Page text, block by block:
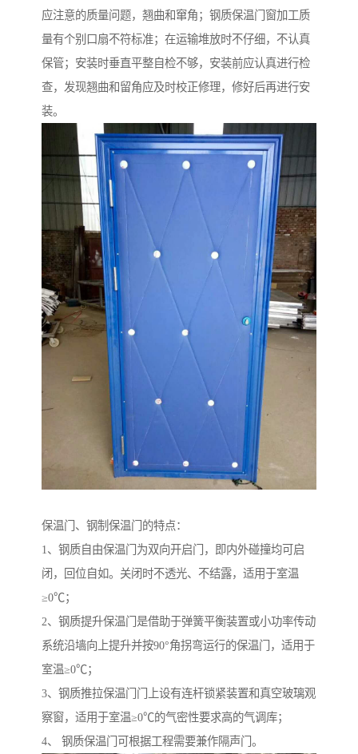
应注意的质量问题，翘曲和窜角；钢质保温门窗加工质
量有个别口扇不符标准；在运输堆放时不仔细，不认真
保管；安装时垂直平整自检不够，安装前应认真进行检
查，发现翘曲和留角应及时校正修理，修好后再进行安
装。
保温门、钢制保温门的特点：
1、钢质自由保温门为双向开启门，即内外碰撞均可启
闭，回位自如。关闭时不透光、不结露，适用于室温
≥0℃；
2、钢质提升保温门是借助于弹簧平衡装置或小功率传动
系统沿墙向上提升并按90°角拐弯运行的保温门，适用于
室温≥0℃；
3、钢质推拉保温门门上设有连杆锁紧装置和真空玻璃观
察窗，适用于室温≥0℃的气密性要求高的气调库；
4、 钢质保温门可根据工程需要兼作隔声门。